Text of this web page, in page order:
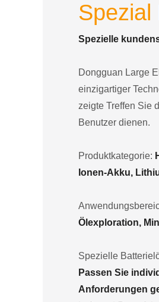
Spezial
Spezielle
Dongguan Large
einzigartiger
zeigte Treffen Sie
Benutzer dienen.
Produktkategorie:
Ionen-Akku,
Ölexploration,
Spezielle
Passen Sie
Anforderungen